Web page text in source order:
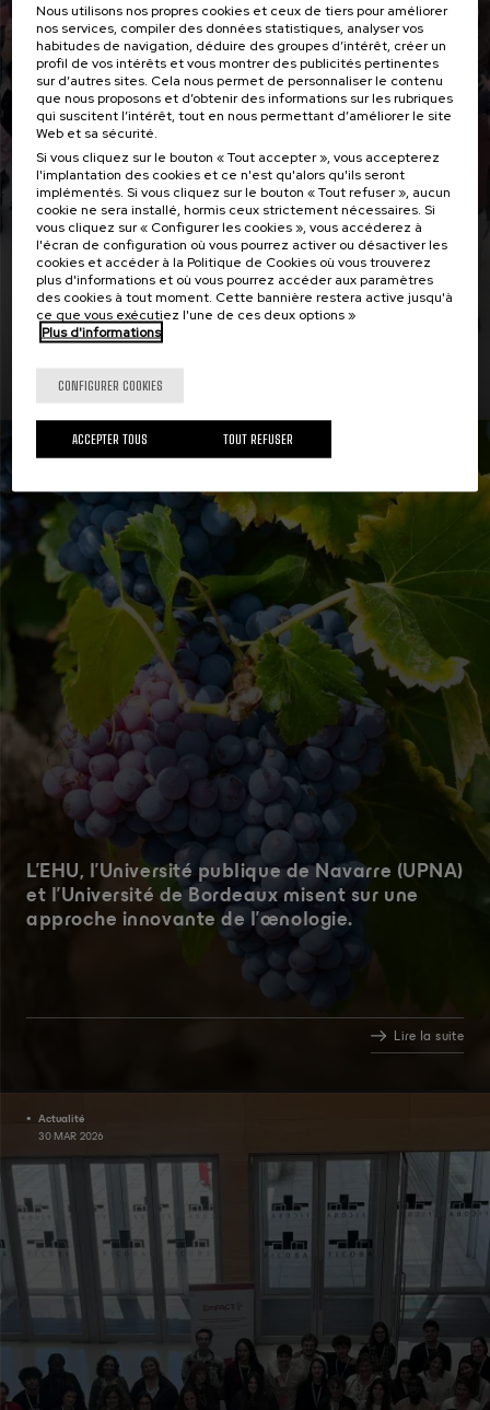
« Employabilité avec impact » i3 tire sa
révérence lors de ce dernier atelier
Actualité
L’EHU, l’Université publique de Navarre (UPNA)
et l’Université de Bordeaux misent sur une
approche innovante de l’œnologie.
Lire la suite
Actualité
30 MAR 2026
Nous utilisons nos propres cookies et ceux de tiers pour améliorer
nos services, compiler des données statistiques, analyser vos
habitudes de navigation, déduire des groupes d’intérêt, créer un
profil de vos intérêts et vous montrer des publicités pertinentes
sur d’autres sites. Cela nous permet de personnaliser le contenu
que nous proposons et d’obtenir des informations sur les rubriques
qui suscitent l’intérêt, tout en nous permettant d’améliorer le site
Web et sa sécurité.
Si vous cliquez sur le bouton « Tout accepter », vous accepterez
l'implantation des cookies et ce n'est qu'alors qu'ils seront
implémentés. Si vous cliquez sur le bouton « Tout refuser », aucun
cookie ne sera installé, hormis ceux strictement nécessaires. Si
vous cliquez sur « Configurer les cookies », vous accéderez à
l'écran de configuration où vous pourrez activer ou désactiver les
cookies et accéder à la Politique de Cookies où vous trouverez
plus d'informations et où vous pourrez accéder aux paramètres
des cookies à tout moment. Cette bannière restera active jusqu'à
ce que vous exécutiez l'une de ces deux options »
Plus d'informations
CONFIGURER COOKIES
TOUT REFUSER
ACCEPTER TOUS